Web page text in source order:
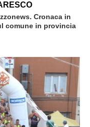
Cronaca in
comune in provincia